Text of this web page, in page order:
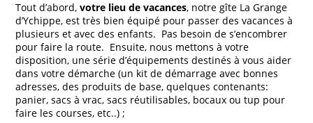
Tout d’abord,votre lieu de vacances, notre gîte La Grange
d’Ychippe, est très bien équipé pour passer des vacances à
plusieurs et avec des enfants. Pas besoin de s’encombrer
pour faire la route. Ensuite, nous mettons à votre
disposition, une série d’équipements destinés à vous aider
dans votre démarche (un kit de démarrage avec bonnes
adresses, des produits de base, quelques contenants:
panier, sacs à vrac, sacs réutilisables, bocaux ou tup pour
faire les courses, etc..) ;